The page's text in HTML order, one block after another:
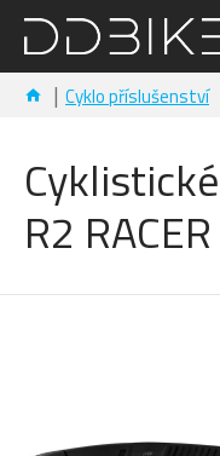
Cyklo příslušenství
R2